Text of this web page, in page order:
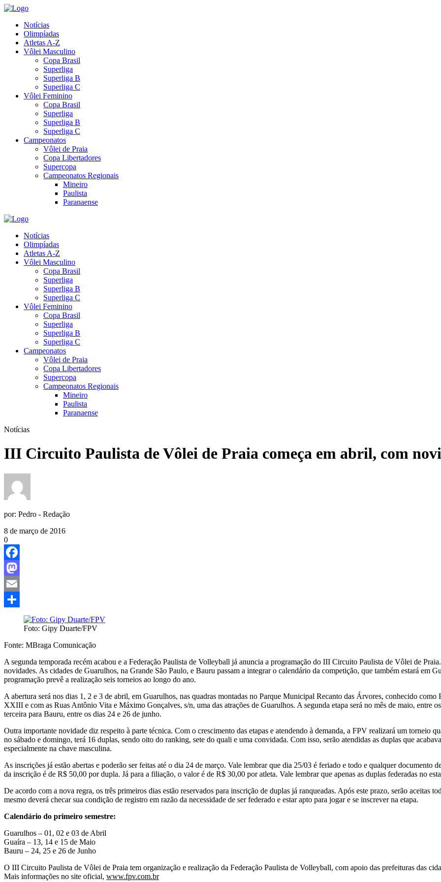
Notícias
Olimpíadas
Atletas A-Z
Vôlei Masculino
Copa Brasil
Superliga
Superliga B
Superliga C
Vôlei Feminino
Copa Brasil
Superliga
Superliga B
Superliga C
Campeonatos
Vôlei de Praia
Copa Libertadores
Supercopa
Campeonatos Regionais
Mineiro
Paulista
Paranaense
Notícias
Olimpíadas
Atletas A-Z
Vôlei Masculino
Copa Brasil
Superliga
Superliga B
Superliga C
Vôlei Feminino
Copa Brasil
Superliga
Superliga B
Superliga C
Campeonatos
Vôlei de Praia
Copa Libertadores
Supercopa
Campeonatos Regionais
Mineiro
Paulista
Paranaense
Notícias
III Circuito Paulista de Vôlei de Praia começa em abril, com
por: Pedro - Redação
8 de março de 2016
0
Facebook
Mastodon
Email
Foto: Gipy Duarte/FPV
Fonte: MBraga Comunicação
A segunda temporada recém acabou e a Federação Paulista de Volleyball já anuncia a programação do III Circuito Paulista de Vôlei de
novidades. As cidades de Guarulhos, na Grande São Paulo, e Bauru passam a integrar o calendário da competição, que também estará em
programação prevê a realização seis torneios ao longo do ano.
A abertura será nos dias 1, 2 e 3 de abril, em Guarulhos, nas quadras montadas no Parque Municipal Recanto das Árvores, conhecido
XXIII e com as Ruas Antônio Vita e Máximo Gonçalves, s/n, uma das atrações de Guarulhos. A segunda etapa será no mês de maio, entre
terceira para Bauru, entre os dias 24 e 26 de junho.
Outra importante novidade diz respeito à parte técnica. Com o crescimento das etapas e atendendo à demanda, a FPV realizará um torneio
no sábado e domingo, terá 16 duplas, sendo oito do ranking, sete do quali e uma convidada. Com isso, serão atendidas as duplas que
especialmente na chave masculina.
As inscrições já estão abertas e poderão ser feitas até o dia 24 de março. Vale lembrar que dia 25/03 é feriado e todo e qualquer
da inscrição é de R$ 50,00 por dupla. Já para a filiação, o valor é de R$ 30,00 por atleta. Vale lembrar que apenas as duplas federadas no
De acordo com a nova regra, os três primeiros dias estão reservados para inscrição de duplas já ranqueadas. Após este prazo, serão aceitas
mesmo deverá checar sua condição de registro em razão da necessidade de ser federado e estar apto para jogar e se inscrever na etapa.
Calendário do primeiro semestre:
Guarulhos – 01, 02 e 03 de Abril
Guaíra – 13, 14 e 15 de Maio
Bauru – 24, 25 e 26 de Junho
O III Circuito Paulista de Vôlei de Praia tem organização e realização da Federação Paulista de Volleyball, com apoio das prefeituras das
Mais informações no site oficial, www.fpv.com.br